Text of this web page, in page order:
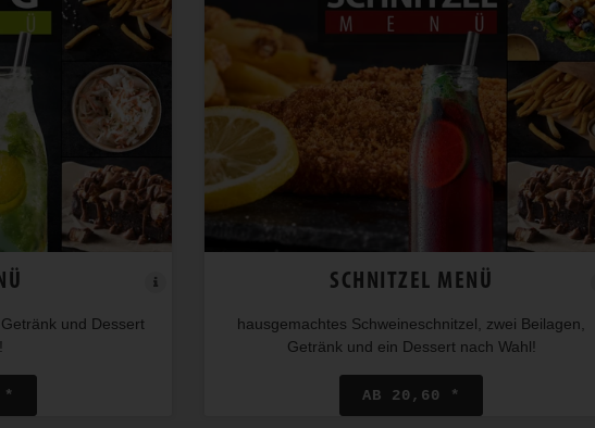
und Dessert
*
SCHNITZEL MENÜ
hausgemachtes Schweineschnitzel, zwei Beilagen,
Getränk und ein Dessert nach Wahl!
AB 20,60 *